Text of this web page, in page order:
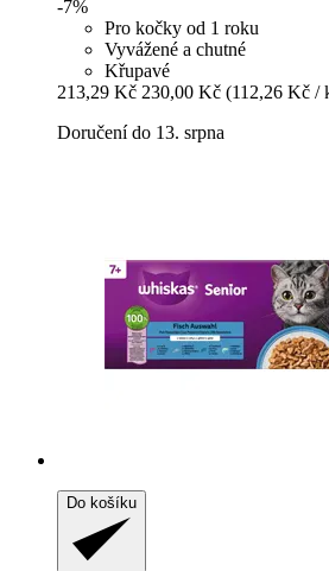
-7%
Pro kočky od 1 roku
Vyvážené a chutné
Křupavé
213,29 Kč 230,00 Kč (112,26 Kč /
Doručení do 13. srpna
Do košíku